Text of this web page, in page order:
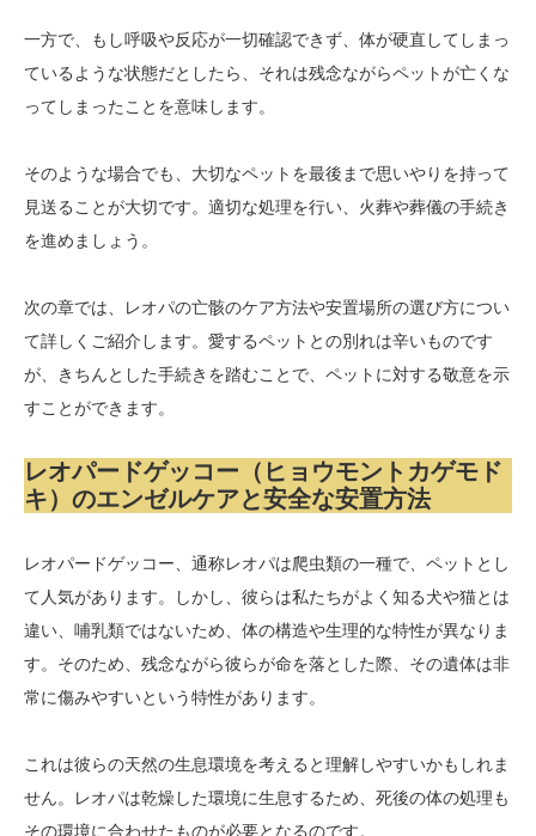
一方で、もし呼吸や反応が一切確認できず、体が硬直してしまっ
ているような状態だとしたら、それは残念ながらペットが亡くな
ってしまったことを意味します。
そのような場合でも、大切なペットを最後まで思いやりを持って
見送ることが大切です。適切な処理を行い、火葬や葬儀の手続き
を進めましょう。
次の章では、レオパの亡骸のケア方法や安置場所の選び方につい
て詳しくご紹介します。愛するペットとの別れは辛いものです
が、きちんとした手続きを踏むことで、ペットに対する敬意を示
すことができます。
レオパードゲッコー（ヒョウモントカゲモド
キ）のエンゼルケアと安全な安置方法
レオパードゲッコー、通称レオパは爬虫類の一種で、ペットとし
て人気があります。しかし、彼らは私たちがよく知る犬や猫とは
違い、哺乳類ではないため、体の構造や生理的な特性が異なりま
す。そのため、残念ながら彼らが命を落とした際、その遺体は非
常に傷みやすいという特性があります。
これは彼らの天然の生息環境を考えると理解しやすいかもしれま
せん。レオパは乾燥した環境に生息するため、死後の体の処理も
その環境に合わせたものが必要となるのです。